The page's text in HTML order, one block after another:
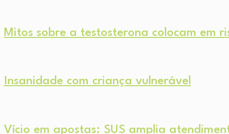
Mitos sobre a testosterona colocam em
Insanidade com criança vulnerável
Vício em apostas: SUS amplia